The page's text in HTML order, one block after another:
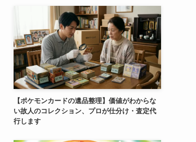
【ポケモンカードの遺品整理】価値がわからな
い故人のコレクション、プロが仕分け・査定代
行します